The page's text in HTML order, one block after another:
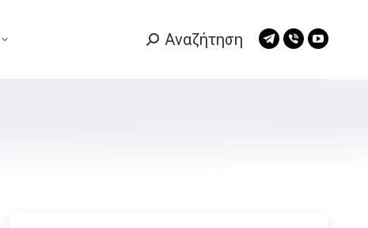
Search:
Αναζήτηση
Telegram
Viber